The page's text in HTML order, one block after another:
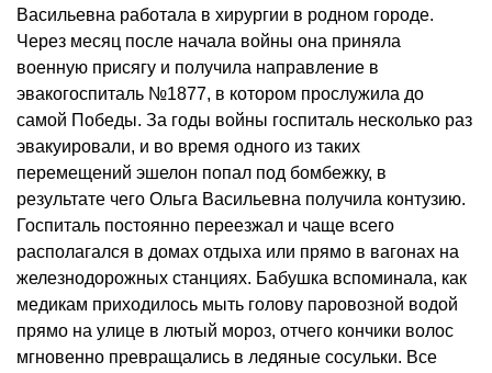
Васильевна работала в хирургии в родном городе.
Через месяц после начала войны она приняла
военную присягу и получила направление в
эвакогоспиталь №1877, в котором прослужила до
самой Победы. За годы войны госпиталь несколько раз
эвакуировали, и во время одного из таких
перемещений эшелон попал под бомбежку, в
результате чего Ольга Васильевна получила контузию.
Госпиталь постоянно переезжал и чаще всего
располагался в домах отдыха или прямо в вагонах на
железнодорожных станциях. Бабушка вспоминала, как
медикам приходилось мыть голову паровозной водой
прямо на улице в лютый мороз, отчего кончики волос
мгновенно превращались в ледяные сосульки. Все